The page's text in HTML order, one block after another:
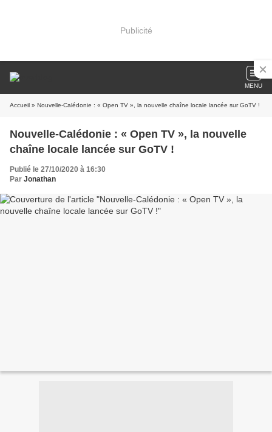
Publicité
MENU
Accueil » Nouvelle-Calédonie : « Open TV », la nouvelle chaîne locale lancée sur GoTV !
Nouvelle-Calédonie : « Open TV », la nouvelle
chaîne locale lancée sur GoTV !
Publié le 27/10/2020 à 16:30
Par Jonathan